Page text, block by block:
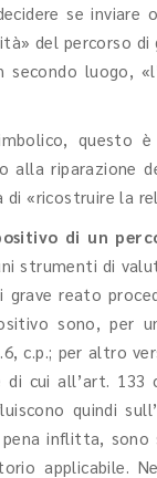
se inviare
del percorso
luogo,
questo
riparazione
«ricostruire la
di un
strumenti di
reato
sono, per
c.p.; per altro
cui all’art. 133
quindi sull’
inflitta,
applicabile.